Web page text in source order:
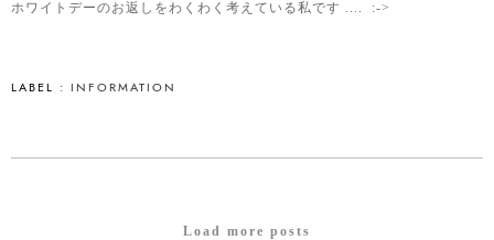
ホワイトデーのお返しをわくわく考えている私です .... :->
LABEL : INFORMATION
Load more posts